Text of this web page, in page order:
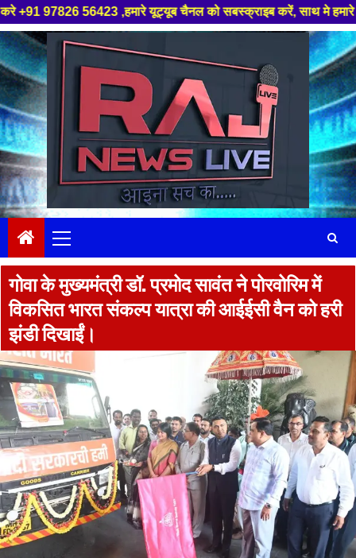
,हमारे यूट्यूब चैनल को सबस्क्राइब करें, साथ मे हमारे फेसबुक को
Skip
to
content
Menu
गोवा के मुख्यमंत्री डॉ. प्रमोद सावंत ने पोरवोरिम में
विकसित भारत संकल्प यात्रा की आईईसी वैन को हरी
झंडी दिखाईं।